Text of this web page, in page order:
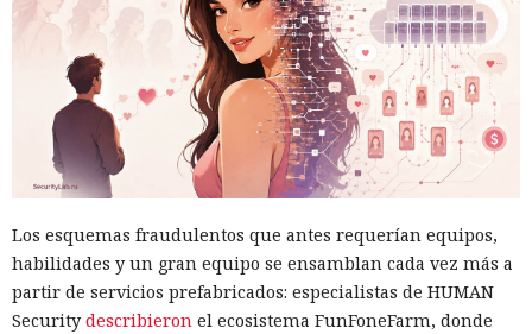
Los esquemas fraudulentos que antes requerían equipos,
habilidades y un gran equipo se ensamblan cada vez más a
partir de servicios prefabricados: especialistas de HUMAN
Security describieron el ecosistema FunFoneFarm, donde